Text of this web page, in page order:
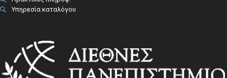
Υπηρεσία καταλόγου